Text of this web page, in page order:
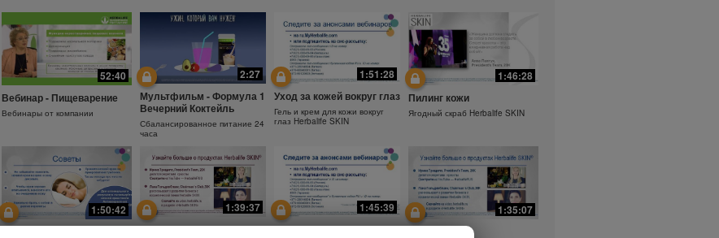
52:40
Вебинар - Пищеварение
Вебинары от компании
2:27
Мультфильм - Формула 1
Вечерний Коктейль
Сбалансированное питание 24
часа
1:51:28
Уход за кожей вокруг глаз
Гель и крем для кожи вокруг
глаз Herbalife SKIN
1:46:28
Пилинг кожи
Ягодный скраб Herbalife SKIN
1:50:42
1:39:37
Почему необходимо
1:45:39
Защита от солнца.
1:35:07
Ежедневный